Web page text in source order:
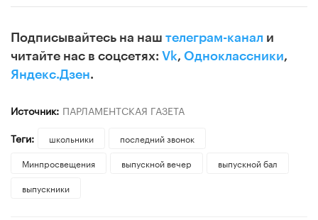
Подписывайтесь на наш телеграм-канал и
читайте нас в соцсетях: Vk, Одноклассники,
Яндекс.Дзен.
Источник: ПАРЛАМЕНТСКАЯ ГАЗЕТА
Теги:
школьники
последний звонок
Минпросвещения
выпускной вечер
выпускной бал
выпускники